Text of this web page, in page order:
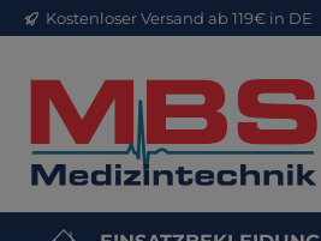
Hauptinhalt springen
Zur Suche springen
Zur Hauptnavigation springen
Kostenloser Versand ab 119€ in DE